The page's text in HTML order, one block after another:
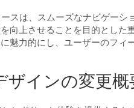
スは、スムーズなナビゲー
向上させることを目的とした
魅力的にし、ユーザーのフィ
ザインの変更概